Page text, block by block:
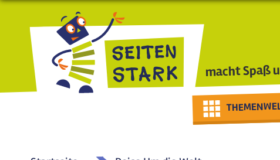
Direkt zum Inhalt
macht Spaß